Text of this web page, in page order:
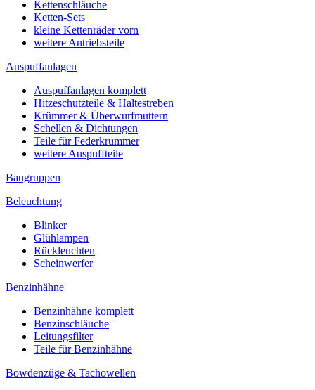
Kettenschläuche
Ketten-Sets
kleine Kettenräder vorn
weitere Antriebsteile
Auspuffanlagen
Auspuffanlagen komplett
Hitzeschutzteile & Haltestreben
Krümmer & Überwurfmuttern
Schellen & Dichtungen
Teile für Federkrümmer
weitere Auspuffteile
Baugruppen
Beleuchtung
Blinker
Glühlampen
Rückleuchten
Scheinwerfer
Benzinhähne
Benzinhähne komplett
Benzinschläuche
Leitungsfilter
Teile für Benzinhähne
Bowdenzüge & Tachowellen